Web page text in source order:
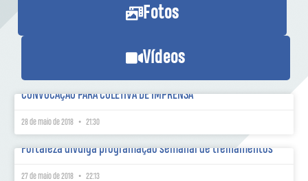
Fotos
Vídeos
CONVOCAÇÃO PARA COLETIVA DE IMPRENSA
28 de maio de 2018 21:30
Fortaleza divulga programação semanal de treinamentos
27 de maio de 2018 22:13